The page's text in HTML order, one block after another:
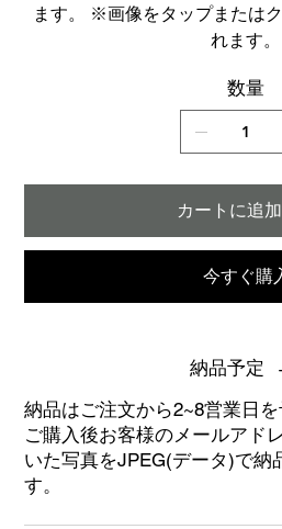
ます。 ※画像をタップまたは
れます。
数量
カートに追
今すぐ購
納品予定
納品はご注文から2~8営業日を
ご購入後お客様のメールアド
いた写真をJPEG(データ)で納
す。